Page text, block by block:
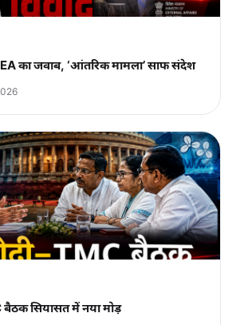
का जवाब, ‘आंतरिक मामला’ साफ संदेश
बैठक सियासत में नया मोड़